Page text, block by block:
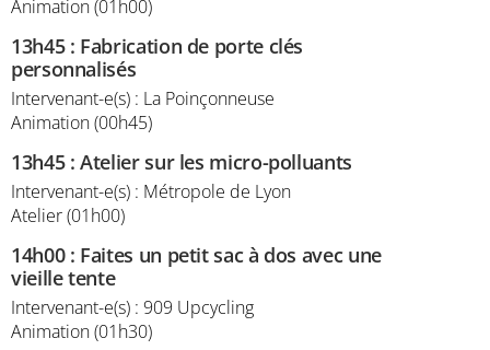
Animation (01h00)
13h45: Fabrication de porte clés
personnalisés
Intervenant-e(s) : La Poinçonneuse
Animation (00h45)
13h45:Atelier sur les micro-polluants
Intervenant-e(s) : Métropole de Lyon
Atelier (01h00)
14h00: Faites un petit sac à dos avec une
vieille tente
Intervenant-e(s) : 909 Upcycling
Animation (01h30)